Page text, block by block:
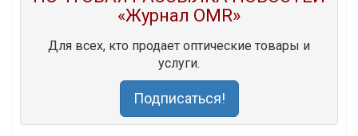
«Журнал OMR»
Для всех, кто продает оптические товары и
услуги.
Подписаться!